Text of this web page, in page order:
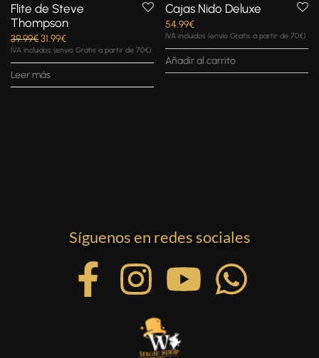
Flite de Steve
Thompson
39.99€31.99€
IVA incluidos (envío Gratis a partir de 70€)
Leer más
Cajas Nido Deluxe
54.99€
IVA incluidos (envío Gratis a partir de 70€)
Añadir al carrito
Síguenos en redes sociales